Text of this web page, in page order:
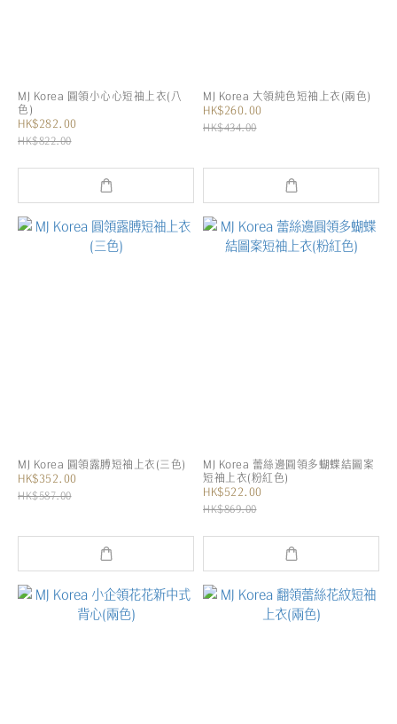
MJ Korea 圓領小心心短袖上衣(八
色)
HK$282.00
HK$822.00
MJ Korea 大領純色短袖上衣(兩色)
HK$260.00
HK$434.00
MJ Korea 圓領露膊短袖上衣(三色)
HK$352.00
HK$587.00
MJ Korea 蕾絲邊圓領多蝴蝶結圖案
短袖上衣(粉紅色)
HK$522.00
HK$869.00